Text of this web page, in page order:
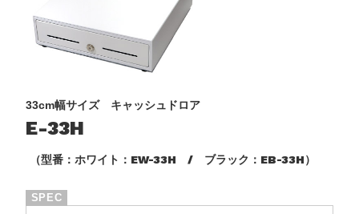
33cm幅サイズ キャッシュドロア
E-33H
（型番：ホワイト：EW-33H / ブラック：EB-33H）